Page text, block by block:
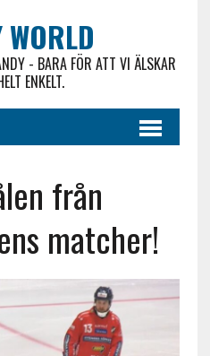
- BARA FÖR ATT VI ÄLSKAR
ENKELT.
från
matcher!